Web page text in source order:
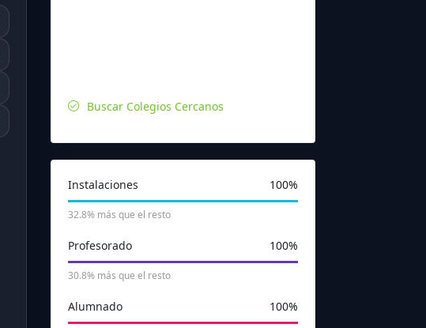
Buscar Colegios Cercanos
Instalaciones 100%
32.8% más que el resto
Profesorado 100%
30.8% más que el resto
Alumnado 100%